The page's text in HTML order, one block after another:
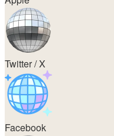
Twitter / X
Facebook